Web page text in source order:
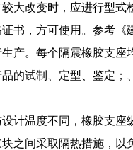
大改变时，应进行型式
书，方可使用。参考《
产。每个隔震橡胶支座
的试制、定型、鉴定；
计温度不同，橡胶支座
之间采取隔热措施，以